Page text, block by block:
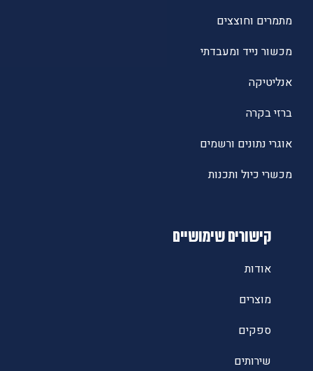
מתמרים וחוצצים
מכשור נייד ומעבדתי
אנליטיקה
ברזי בקרה
אוגרי נתונים ורשמים
מכשרי כיול ותכנות
קישורים שימושיים
אודות
מוצרים
ספקים
שירותים